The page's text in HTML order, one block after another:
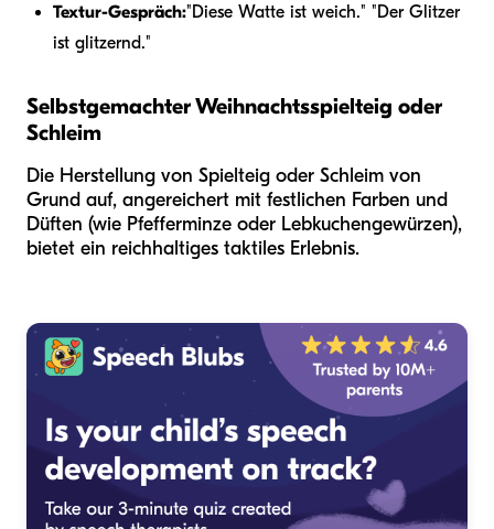
Textur-Gespräch:"Diese Watte ist weich." "Der Glitzer
ist glitzernd."
Selbstgemachter Weihnachtsspielteig oder
Schleim
Die Herstellung von Spielteig oder Schleim von
Grund auf, angereichert mit festlichen Farben und
Düften (wie Pfefferminze oder Lebkuchengewürzen),
bietet ein reichhaltiges taktiles Erlebnis.